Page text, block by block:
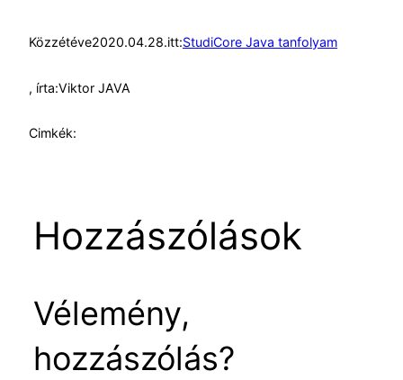
Közzétéve2020.04.28.itt:StudiCore Java tanfolyam
, írta:Viktor JAVA
Cimkék:
Hozzászólások
Vélemény,
hozzászólás?